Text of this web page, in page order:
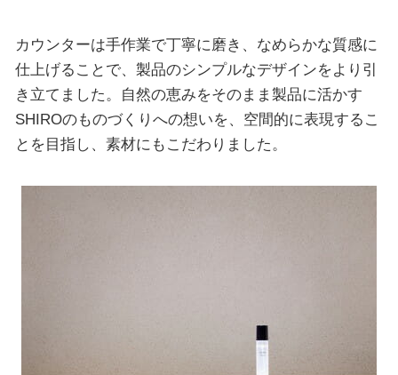
カウンターは手作業で丁寧に磨き、なめらかな質感に
仕上げることで、製品のシンプルなデザインをより引
き立てました。自然の恵みをそのまま製品に活かす
SHIROのものづくりへの想いを、空間的に表現するこ
とを目指し、素材にもこだわりました。